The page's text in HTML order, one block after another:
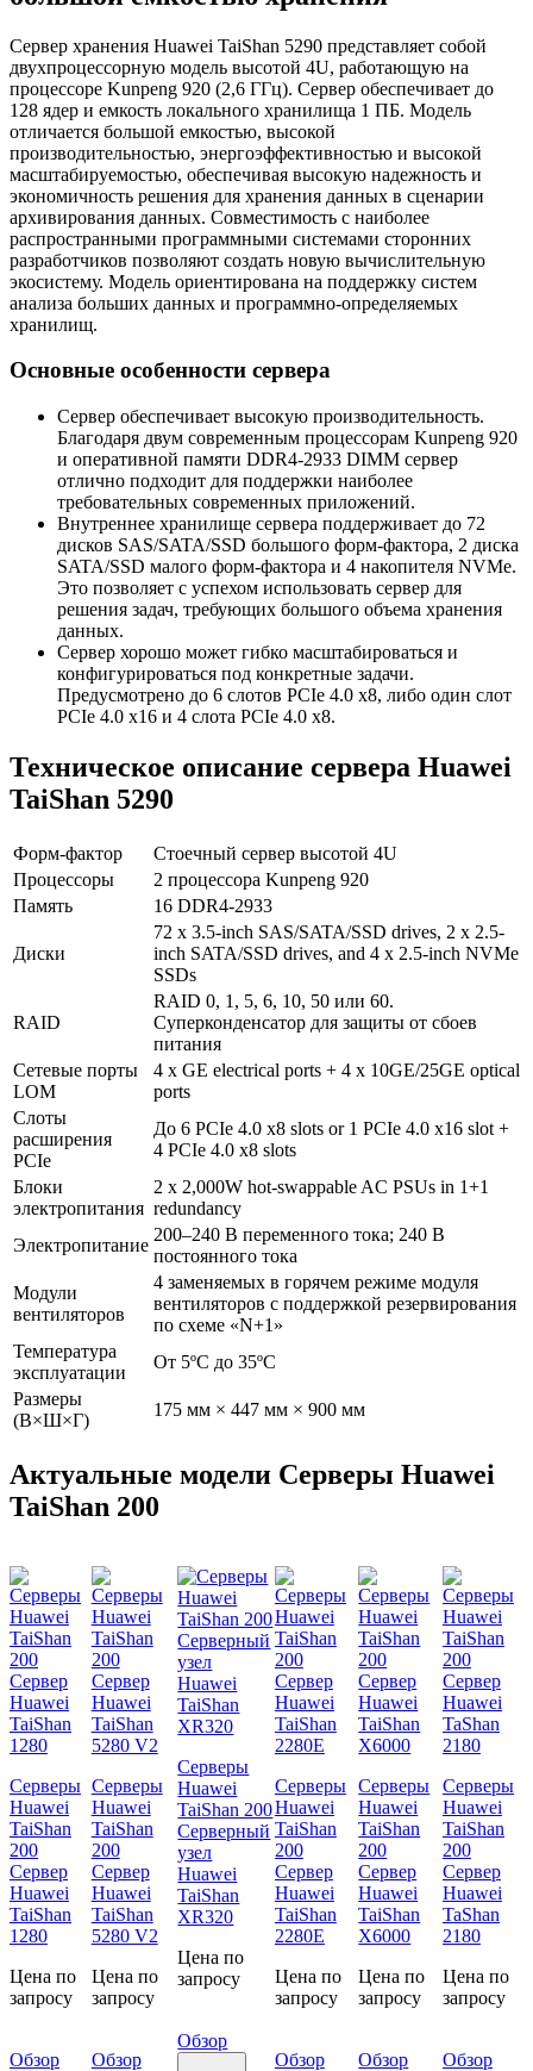
Сервер хранения Huawei TaiShan 5290 представляет собой
двухпроцессорную модель высотой 4U, работающую на
процессоре Kunpeng 920 (2,6 ГГц). Сервер обеспечивает до
128 ядер и емкость локального хранилища 1 ПБ. Модель
отличается большой емкостью, высокой
производительностью, энергоэффективностью и высокой
масштабируемостью, обеспечивая высокую надежность и
экономичность решения для хранения данных в сценарии
архивирования данных. Совместимость с наиболее
распространными программными системами сторонних
разработчиков позволяют создать новую вычислительную
экосистему. Модель ориентирована на поддержку систем
анализа больших данных и программно-определяемых
хранилищ.
Основные особенности сервера
Сервер обеспечивает высокую производительность.
Благодаря двум современным процессорам Kunpeng 920
и оперативной памяти DDR4-2933 DIMM сервер
отлично подходит для поддержки наиболее
требовательных современных приложений.
Внутреннее хранилище сервера поддерживает до 72
дисков SAS/SATA/SSD большого форм-фактора, 2 диска
SATA/SSD малого форм-фактора и 4 накопителя NVMe.
Это позволяет с успехом использовать сервер для
решения задач, требующих большого объема хранения
данных.
Сервер хорошо может гибко масштабироваться и
конфигурироваться под конкретные задачи.
Предусмотрено до 6 слотов PCIe 4.0 x8, либо один слот
PCIe 4.0 x16 и 4 слота PCIe 4.0 x8.
Техническое описание сервера Huawei
TaiShan 5290
Форм-фактор
Стоечный сервер высотой 4U
Процессоры
2 процессора Kunpeng 920
Память
16 DDR4-2933
Диски
72 x 3.5-inch SAS/SATA/SSD drives, 2 x 2.5-
inch SATA/SSD drives, and 4 x 2.5-inch NVMe
SSDs
RAID
RAID 0, 1, 5, 6, 10, 50 или 60.
Суперконденсатор для защиты от сбоев
питания
Сетевые порты
LOM
4 x GE electrical ports + 4 x 10GE/25GE optical
ports
Слоты
расширения
PCIe
До 6 PCIe 4.0 x8 slots or 1 PCIe 4.0 x16 slot +
4 PCIe 4.0 x8 slots
Блоки
электропитания
2 x 2,000W hot-swappable AC PSUs in 1+1
redundancy
Электропитание
200–240 В переменного тока; 240 В
постоянного тока
Модули
вентиляторов
4 заменяемых в горячем режиме модуля
вентиляторов с поддержкой резервирования
по схеме «N+1»
Температура
эксплуатации
От 5ºC до 35ºC
Размеры
(В×Ш×Г)
175 мм × 447 мм × 900 мм
Актуальные модели Серверы Huawei
TaiShan 200
Серверы
Huawei
TaiShan
200
Сервер
Huawei
TaiShan
1280
Цена по
запросу
Обзор
Серверы
Huawei
TaiShan
200
Сервер
Huawei
TaiShan
5280 V2
Цена по
запросу
Обзор
Серверы
Huawei
TaiShan 200
Серверный
узел
Huawei
TaiShan
XR320
Цена по
запросу
Обзор
Серверы
Huawei
TaiShan
200
Сервер
Huawei
TaiShan
2280E
Цена по
запросу
Обзор
Серверы
Huawei
TaiShan
200
Сервер
Huawei
TaiShan
X6000
Цена по
запросу
Обзор
Серверы
Huawei
TaiShan
200
Сервер
Huawei
TaShan
2180
Цена по
запросу
Обзор